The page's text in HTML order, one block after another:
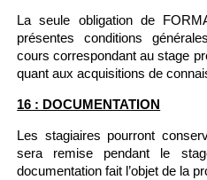
La seule obligation de
présentes conditions
cours correspondant au stage
quant aux acquisitions de
16 : DOCUMENTATION
Les stagiaires pourront
sera remise pendant le
documentation fait l’objet de la